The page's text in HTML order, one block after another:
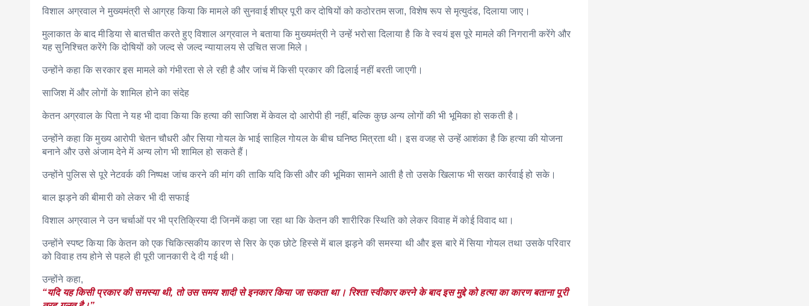
विशाल अग्रवाल ने मुख्यमंत्री से आग्रह किया कि मामले की सुनवाई शीघ्र पूरी कर दोषियों को कठोरतम सजा, विशेष रूप से मृत्युदंड, दिलाया जाए।
मुलाकात के बाद मीडिया से बातचीत करते हुए विशाल अग्रवाल ने बताया कि मुख्यमंत्री ने उन्हें भरोसा दिलाया है कि वे स्वयं इस पूरे मामले की निगरानी करेंगे और
यह सुनिश्चित करेंगे कि दोषियों को जल्द से जल्द न्यायालय से उचित सजा मिले।
उन्होंने कहा कि सरकार इस मामले को गंभीरता से ले रही है और जांच में किसी प्रकार की ढिलाई नहीं बरती जाएगी।
साजिश में और लोगों के शामिल होने का संदेह
केतन अग्रवाल के पिता ने यह भी दावा किया कि हत्या की साजिश में केवल दो आरोपी ही नहीं, बल्कि कुछ अन्य लोगों की भी भूमिका हो सकती है।
उन्होंने कहा कि मुख्य आरोपी चेतन चौधरी और सिया गोयल के भाई साहिल गोयल के बीच घनिष्ठ मित्रता थी। इस वजह से उन्हें आशंका है कि हत्या की योजना
बनाने और उसे अंजाम देने में अन्य लोग भी शामिल हो सकते हैं।
उन्होंने पुलिस से पूरे नेटवर्क की निष्पक्ष जांच करने की मांग की ताकि यदि किसी और की भूमिका सामने आती है तो उसके खिलाफ भी सख्त कार्रवाई हो सके।
बाल झड़ने की बीमारी को लेकर भी दी सफाई
विशाल अग्रवाल ने उन चर्चाओं पर भी प्रतिक्रिया दी जिनमें कहा जा रहा था कि केतन की शारीरिक स्थिति को लेकर विवाह में कोई विवाद था।
उन्होंने स्पष्ट किया कि केतन को एक चिकित्सकीय कारण से सिर के एक छोटे हिस्से में बाल झड़ने की समस्या थी और इस बारे में सिया गोयल तथा उसके परिवार
को विवाह तय होने से पहले ही पूरी जानकारी दे दी गई थी।
उन्होंने कहा,
“यदि यह किसी प्रकार की समस्या थी, तो उस समय शादी से इनकार किया जा सकता था। रिश्ता स्वीकार करने के बाद इस मुद्दे को हत्या का कारण बताना पूरी